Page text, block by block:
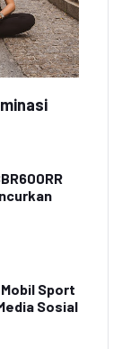
Sport
Sosial